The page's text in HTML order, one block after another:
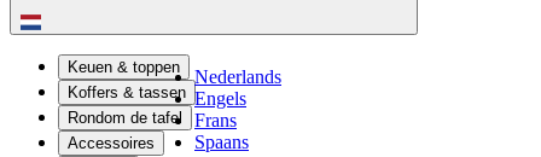
Nederlands
Engels
Frans
Spaans
Keuen & toppen
Koffers & tassen
Rondom de tafel
Accessoires